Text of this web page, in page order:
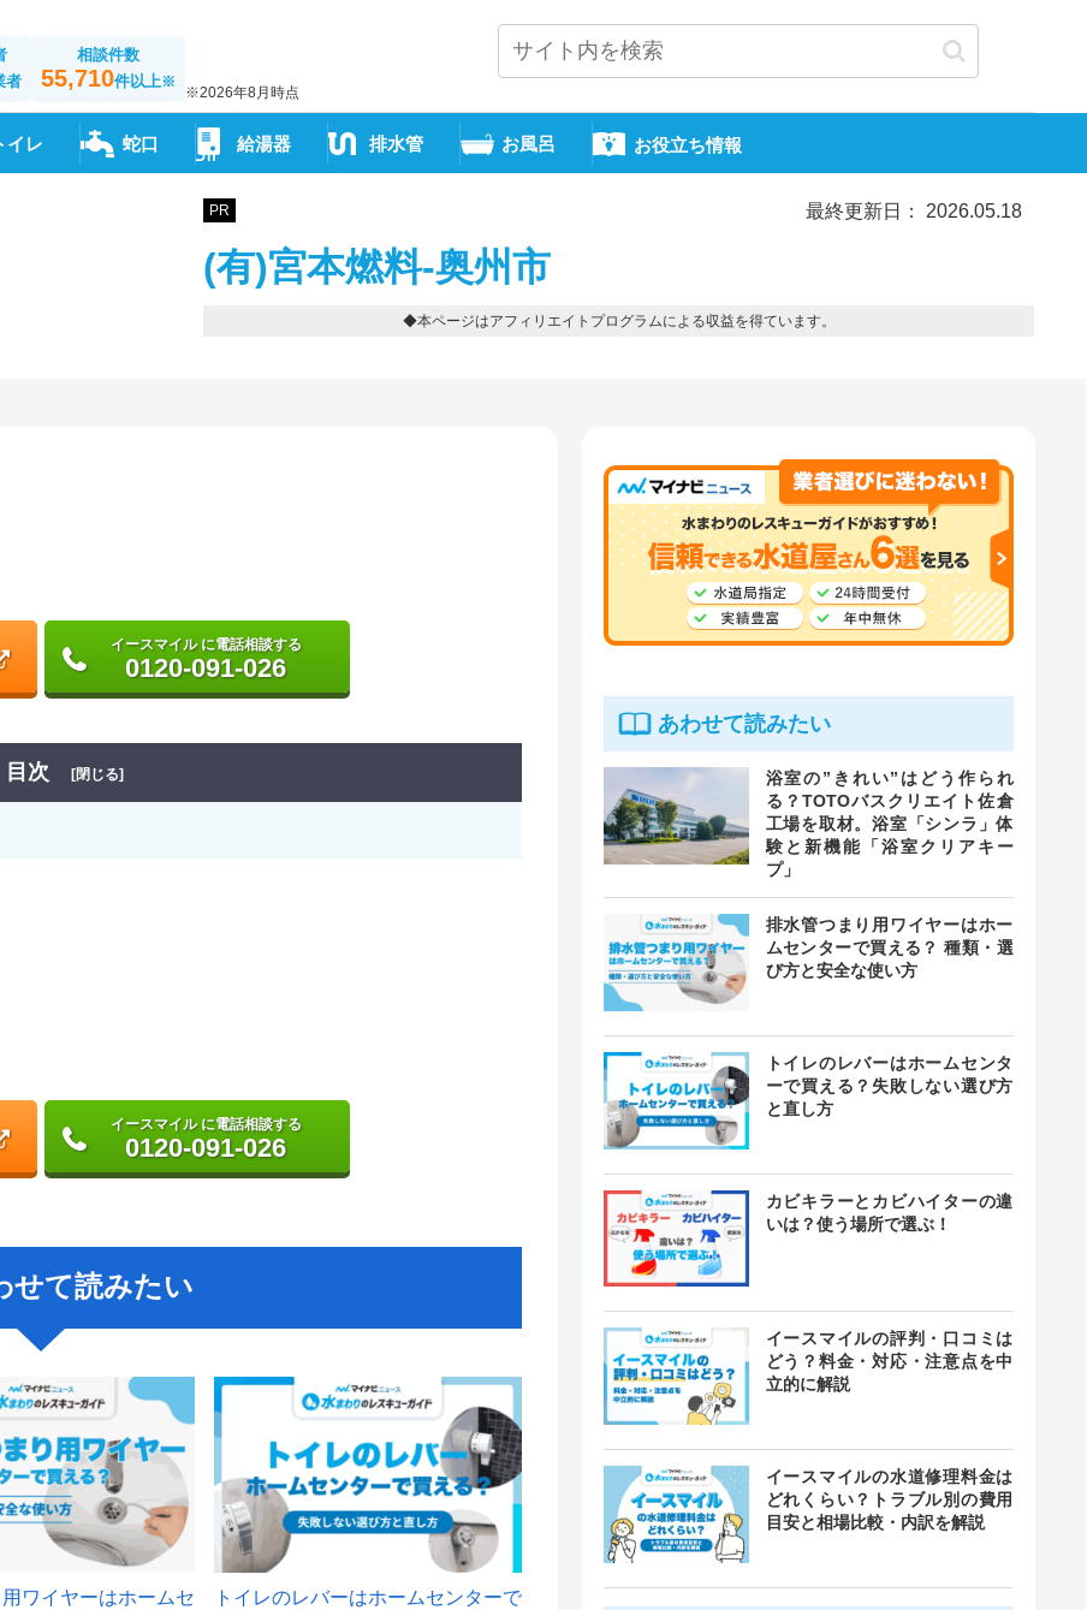
者
相談件数
55,710件以上※
※2026年8月時点
イレ 蛇口 給湯器 排水管 お風呂 お役立ち情報
PR 最終更新日： 2026.05.18
(有)宮本燃料-奥州市
◆本ページはアフィリエイトプログラムによる収益を得ています。
イースマイル に電話相談する
0120-091-026
目次 [閉じる]
イースマイル に電話相談する
0120-091-026
せて読みたい
ワイヤーはホームセ
トイレのレバーはホームセンターで
あわせて読みたい
浴室の”きれい”はどう作られ
る？TOTOバスクリエイト佐倉
工場を取材。浴室「シンラ」体
験と新機能「浴室クリアキー
プ」
排水管つまり用ワイヤーはホー
ムセンターで買える？ 種類・選
び方と安全な使い方
トイレのレバーはホームセンタ
ーで買える？失敗しない選び方
と直し方
カビキラーとカビハイターの違
いは？使う場所で選ぶ！
イースマイルの評判・口コミは
どう？料金・対応・注意点を中
立的に解説
イースマイルの水道修理料金は
どれくらい？トラブル別の費用
目安と相場比較・内訳を解説